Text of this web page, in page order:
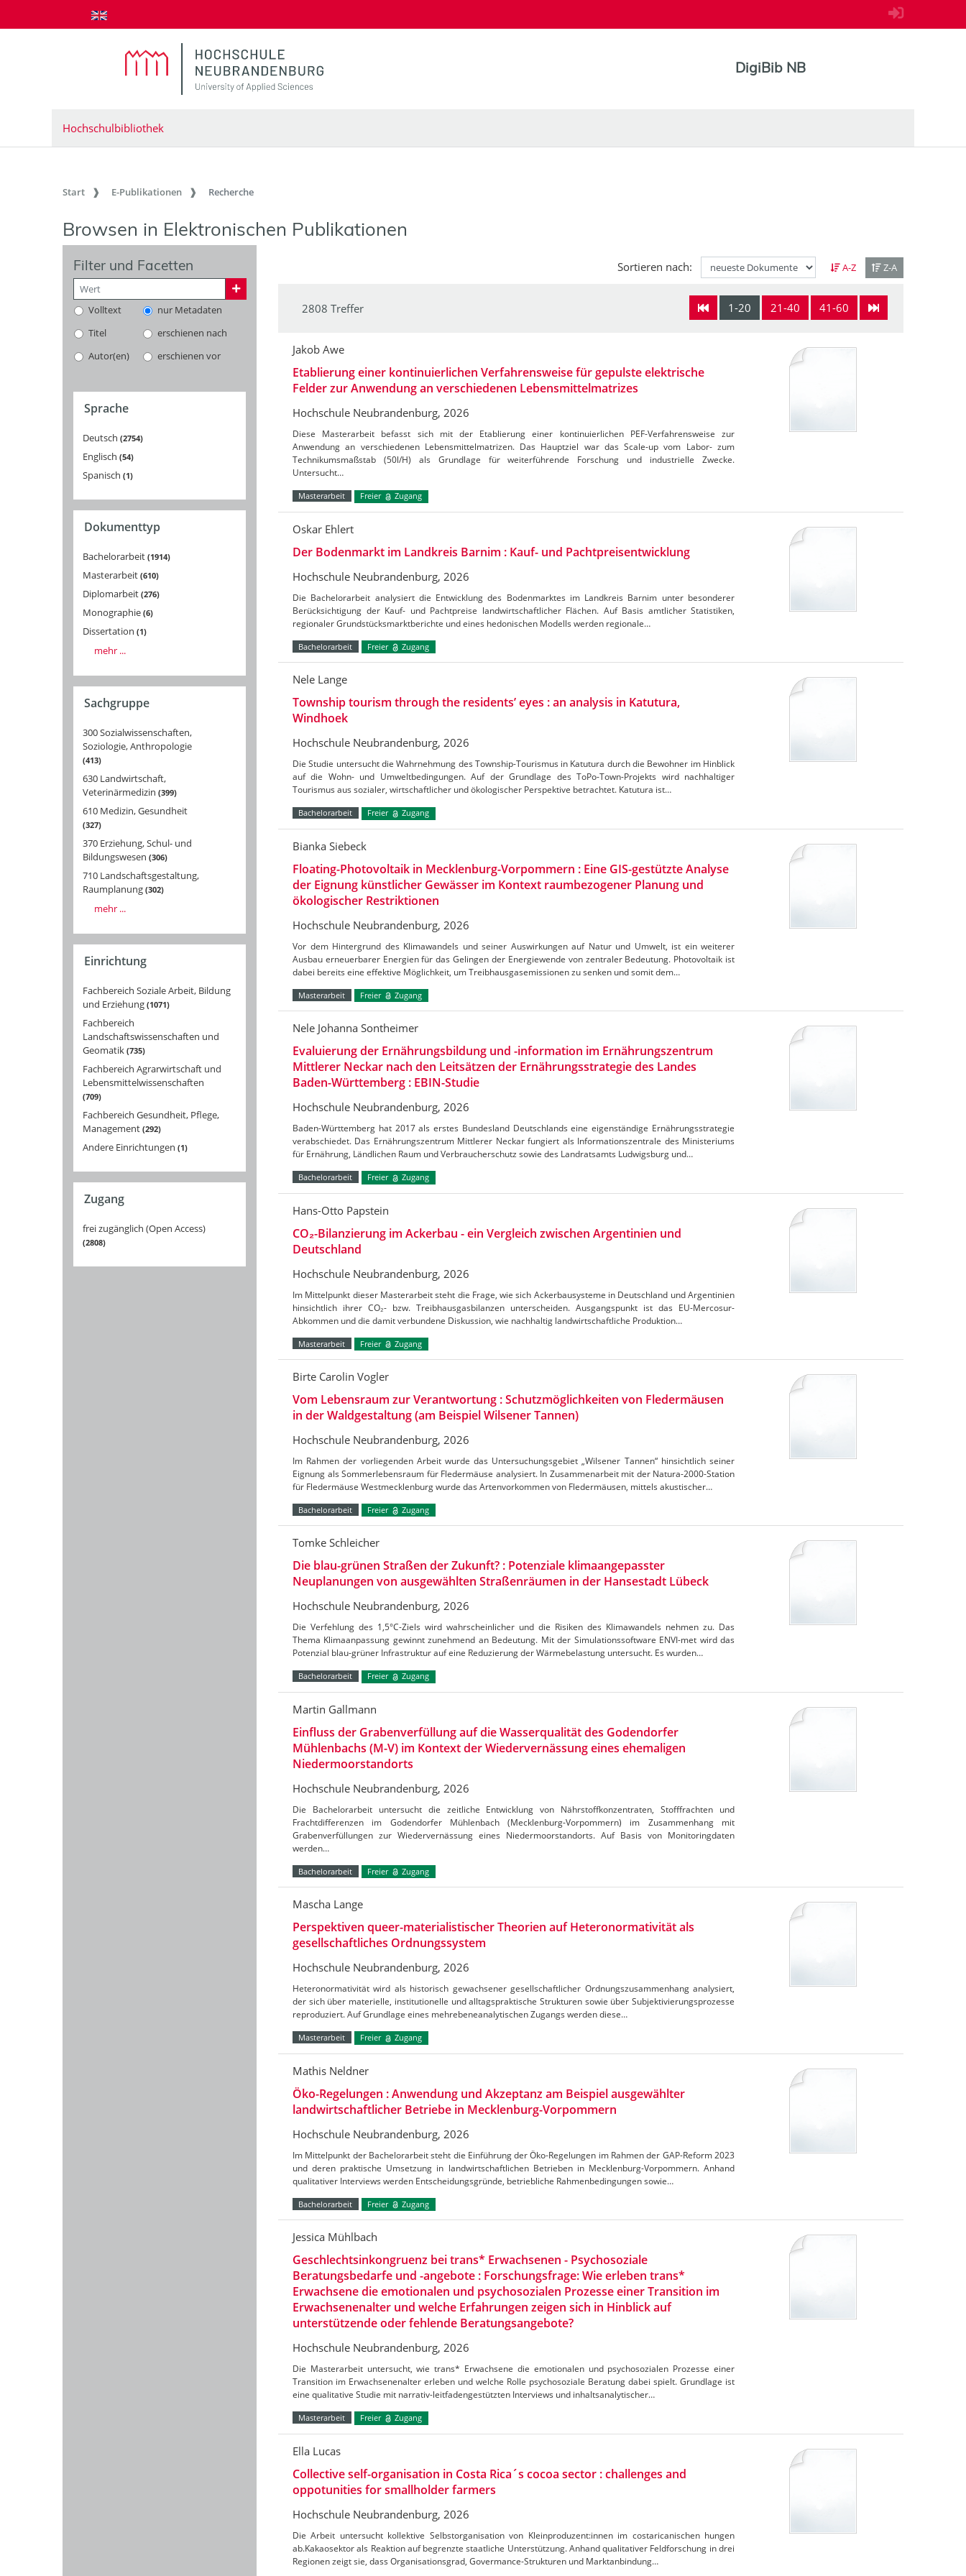
zum Inhalt springen
DigiBib NB
Hochschulbibliothek
Start E-Publikationen Recherche
Browsen in Elektronischen Publikationen
Filter und Facetten
Volltext
nur Metadaten
Titel
erschienen nach
Autor(en)
erschienen vor
Sprache
Deutsch 2754
Englisch 54
Spanisch 1
Dokumenttyp
Bachelorarbeit 1914
Masterarbeit 610
Diplomarbeit 276
Monographie 6
Dissertation 1
mehr ...
Sachgruppe
300 Sozialwissenschaften,
Soziologie, Anthropologie
413
630 Landwirtschaft,
Veterinärmedizin 399
610 Medizin, Gesundheit
327
370 Erziehung, Schul- und
Bildungswesen 306
710 Landschaftsgestaltung,
Raumplanung 302
mehr ...
Einrichtung
Fachbereich Soziale Arbeit, Bildung
und Erziehung 1071
Fachbereich
Landschaftswissenschaften und
Geomatik 735
Fachbereich Agrarwirtschaft und
Lebensmittelwissenschaften
709
Fachbereich Gesundheit, Pflege,
Management 292
Andere Einrichtungen 1
Zugang
frei zugänglich (Open Access)
2808
Sortieren nach: A-Z Z-A
1-20 21-40 41-60
2808 Treffer
Jakob Awe
Etablierung einer kontinuierlichen Verfahrensweise für gepulste elektrische
Felder zur Anwendung an verschiedenen Lebensmittelmatrizes
Hochschule Neubrandenburg, 2026
Diese Masterarbeit befasst sich mit der Etablierung einer kontinuierlichen PEF-Verfahrensweise zur
Anwendung an verschiedenen Lebensmittelmatrizen. Das Hauptziel war das Scale-up vom Labor- zum
Technikumsmaßstab (50l/H) als Grundlage für weiterführende Forschung und industrielle Zwecke.
Untersucht…
Masterarbeit Freier Zugang
Oskar Ehlert
Der Bodenmarkt im Landkreis Barnim : Kauf- und Pachtpreisentwicklung
Hochschule Neubrandenburg, 2026
Die Bachelorarbeit analysiert die Entwicklung des Bodenmarktes im Landkreis Barnim unter besonderer
Berücksichtigung der Kauf- und Pachtpreise landwirtschaftlicher Flächen. Auf Basis amtlicher Statistiken,
regionaler Grundstücksmarktberichte und eines hedonischen Modells werden regionale…
Bachelorarbeit Freier Zugang
Nele Lange
Township tourism through the residents’ eyes : an analysis in Katutura,
Windhoek
Hochschule Neubrandenburg, 2026
Die Studie untersucht die Wahrnehmung des Township-Tourismus in Katutura durch die Bewohner im Hinblick
auf die Wohn- und Umweltbedingungen. Auf der Grundlage des ToPo-Town-Projekts wird nachhaltiger
Tourismus aus sozialer, wirtschaftlicher und ökologischer Perspektive betrachtet. Katutura ist…
Bachelorarbeit Freier Zugang
Bianka Siebeck
Floating-Photovoltaik in Mecklenburg-Vorpommern : Eine GIS-gestützte Analyse
der Eignung künstlicher Gewässer im Kontext raumbezogener Planung und
ökologischer Restriktionen
Hochschule Neubrandenburg, 2026
Vor dem Hintergrund des Klimawandels und seiner Auswirkungen auf Natur und Umwelt, ist ein weiterer
Ausbau erneuerbarer Energien für das Gelingen der Energiewende von zentraler Bedeutung. Photovoltaik ist
dabei bereits eine effektive Möglichkeit, um Treibhausgasemissionen zu senken und somit dem…
Masterarbeit Freier Zugang
Nele Johanna Sontheimer
Evaluierung der Ernährungsbildung und -information im Ernährungszentrum
Mittlerer Neckar nach den Leitsätzen der Ernährungsstrategie des Landes
Baden-Württemberg : EBIN-Studie
Hochschule Neubrandenburg, 2026
Baden-Württemberg hat 2017 als erstes Bundesland Deutschlands eine eigenständige Ernährungsstrategie
verabschiedet. Das Ernährungszentrum Mittlerer Neckar fungiert als Informationszentrale des Ministeriums
für Ernährung, Ländlichen Raum und Verbraucherschutz sowie des Landratsamts Ludwigsburg und…
Bachelorarbeit Freier Zugang
Hans-Otto Papstein
CO₂-Bilanzierung im Ackerbau - ein Vergleich zwischen Argentinien und
Deutschland
Hochschule Neubrandenburg, 2026
Im Mittelpunkt dieser Masterarbeit steht die Frage, wie sich Ackerbausysteme in Deutschland und Argentinien
hinsichtlich ihrer CO₂- bzw. Treibhausgasbilanzen unterscheiden. Ausgangspunkt ist das EU-Mercosur-
Abkommen und die damit verbundene Diskussion, wie nachhaltig landwirtschaftliche Produktion…
Masterarbeit Freier Zugang
Birte Carolin Vogler
Vom Lebensraum zur Verantwortung : Schutzmöglichkeiten von Fledermäusen
in der Waldgestaltung (am Beispiel Wilsener Tannen)
Hochschule Neubrandenburg, 2026
Im Rahmen der vorliegenden Arbeit wurde das Untersuchungsgebiet „Wilsener Tannen“ hinsichtlich seiner
Eignung als Sommerlebensraum für Fledermäuse analysiert. In Zusammenarbeit mit der Natura-2000-Station
für Fledermäuse Westmecklenburg wurde das Artenvorkommen von Fledermäusen, mittels akustischer…
Bachelorarbeit Freier Zugang
Tomke Schleicher
Die blau-grünen Straßen der Zukunft? : Potenziale klimaangepasster
Neuplanungen von ausgewählten Straßenräumen in der Hansestadt Lübeck
Hochschule Neubrandenburg, 2026
Die Verfehlung des 1,5°C-Ziels wird wahrscheinlicher und die Risiken des Klimawandels nehmen zu. Das
Thema Klimaanpassung gewinnt zunehmend an Bedeutung. Mit der Simulationssoftware ENVI-met wird das
Potenzial blau-grüner Infrastruktur auf eine Reduzierung der Wärmebelastung untersucht. Es wurden…
Bachelorarbeit Freier Zugang
Martin Gallmann
Einfluss der Grabenverfüllung auf die Wasserqualität des Godendorfer
Mühlenbachs (M-V) im Kontext der Wiedervernässung eines ehemaligen
Niedermoorstandorts
Hochschule Neubrandenburg, 2026
Die Bachelorarbeit untersucht die zeitliche Entwicklung von Nährstoffkonzentraten, Stofffrachten und
Frachtdifferenzen im Godendorfer Mühlenbach (Mecklenburg-Vorpommern) im Zusammenhang mit
Grabenverfüllungen zur Wiedervernässung eines Niedermoorstandorts. Auf Basis von Monitoringdaten
werden…
Bachelorarbeit Freier Zugang
Mascha Lange
Perspektiven queer-materialistischer Theorien auf Heteronormativität als
gesellschaftliches Ordnungssystem
Hochschule Neubrandenburg, 2026
Heteronormativität wird als historisch gewachsener gesellschaftlicher Ordnungszusammenhang analysiert,
der sich über materielle, institutionelle und alltagspraktische Strukturen sowie über Subjektivierungsprozesse
reproduziert. Auf Grundlage eines mehrebeneanalytischen Zugangs werden diese…
Masterarbeit Freier Zugang
Mathis Neldner
Öko-Regelungen : Anwendung und Akzeptanz am Beispiel ausgewählter
landwirtschaftlicher Betriebe in Mecklenburg-Vorpommern
Hochschule Neubrandenburg, 2026
Im Mittelpunkt der Bachelorarbeit steht die Einführung der Öko-Regelungen im Rahmen der GAP-Reform 2023
und deren praktische Umsetzung in landwirtschaftlichen Betrieben in Mecklenburg-Vorpommern. Anhand
qualitativer Interviews werden Entscheidungsgründe, betriebliche Rahmenbedingungen sowie…
Bachelorarbeit Freier Zugang
Jessica Mühlbach
Geschlechtsinkongruenz bei trans* Erwachsenen - Psychosoziale
Beratungsbedarfe und -angebote : Forschungsfrage: Wie erleben trans*
Erwachsene die emotionalen und psychosozialen Prozesse einer Transition im
Erwachsenenalter und welche Erfahrungen zeigen sich in Hinblick auf
unterstützende oder fehlende Beratungsangebote?
Hochschule Neubrandenburg, 2026
Die Masterarbeit untersucht, wie trans* Erwachsene die emotionalen und psychosozialen Prozesse einer
Transition im Erwachsenenalter erleben und welche Rolle psychosoziale Beratung dabei spielt. Grundlage ist
eine qualitative Studie mit narrativ-leitfadengestützten Interviews und inhaltsanalytischer…
Masterarbeit Freier Zugang
Ella Lucas
Collective self-organisation in Costa Rica´s cocoa sector : challenges and
oppotunities for smallholder farmers
Hochschule Neubrandenburg, 2026
Die Arbeit untersucht kollektive Selbstorganisation von Kleinproduzent:innen im costaricanischen hungen
ab.Kakaosektor als Reaktion auf begrenzte staatliche Unterstützung. Anhand qualitativer Feldforschung in drei
Regionen zeigt sie, dass Organisationsgrad, Govermance-Strukturen und Marktanbindung…